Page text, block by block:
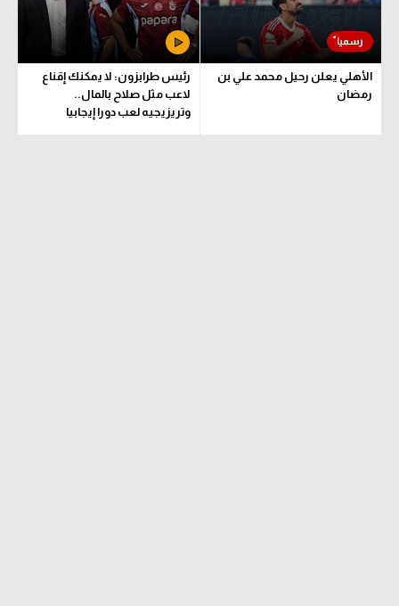
ميركاتو
تحقيق في الجول
تقرير في الجول
الأهلي يعلن رحيل محمد علي بن
رمضان
رئيس طرابزون: لا يمكنك إقناع
لاعب مثل صلاح بالمال..
وتريزيجيه لعب دورا إيجابيا